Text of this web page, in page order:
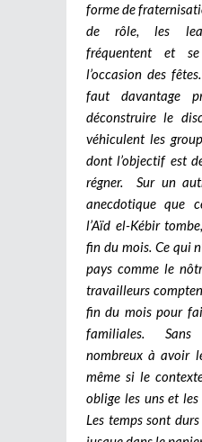
forme de
de rôle, les
fréquentent et
l’occasion des
faut davantage
déconstruire le
véhiculent les
dont l’objectif est
régner. Sur un
anecdotique que
l’Aïd el-Kébir
fin du mois. Ce qui
pays comme le
travailleurs
fin du mois pour
familiales.
nombreux à avoir
même si le
oblige les uns et
Les temps sont